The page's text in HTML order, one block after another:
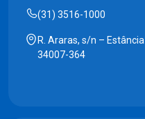
(31) 3516-1000
R. Araras, s/n –
34007-364